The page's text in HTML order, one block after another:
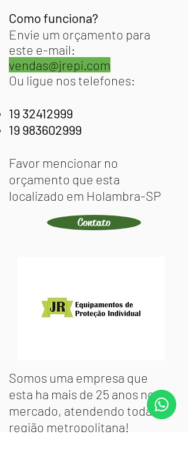
Como funciona?
Envie um orçamento para
este e-mail:
vendas@jrepi.com
Ou ligue nos telefones:
19 32412999
19 983602999
Favor mencionar no
orçamento que esta
localizado em Holambra-SP
Contato
Somos uma empresa que
esta ha mais de 25 anos no
mercado, atendendo toda
região metropolitana!